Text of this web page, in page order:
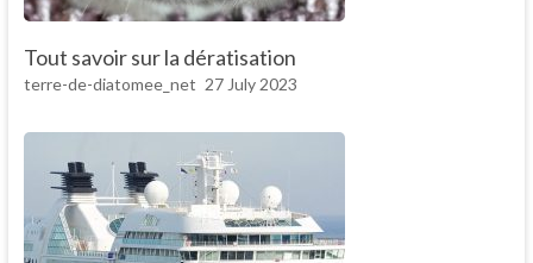
Tout savoir sur la dératisation
terre-de-diatomee_net 27 July 2023